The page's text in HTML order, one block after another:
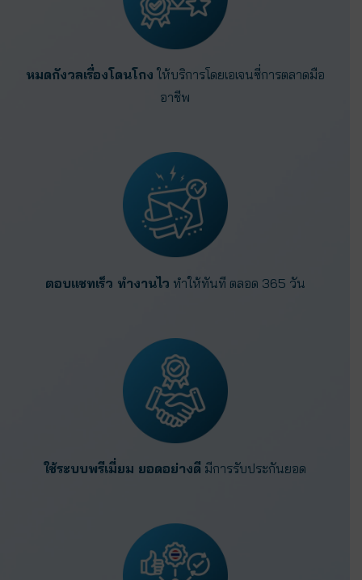
หมดกังวลเรื่องโดนโกง ให้บริการโดยเอเจนซี่การตลาดมือ
อาชีพ
ตอบแชทเร็ว ทำงานไว ทำให้ทันที ตลอด 365 วัน
ใช้ระบบพรีเมี่ยม ยอดอย่างดี มีการรับประกันยอด